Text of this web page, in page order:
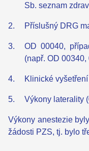
Sb. seznam
Příslušný DRG
OD 00040,
(např. OD 00340,
Klinické
Výkony laterality
Výkony anestezie
žádosti PZS, tj. bylo